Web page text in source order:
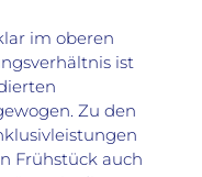
im oberen
ist
Zu den
Frühstück auch